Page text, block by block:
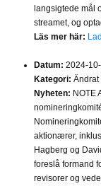
langsigtede mål
streamet, og
Läs mer här:
Datum: 2024-
Kategori: Ändrat
Nyheten: NOTE
aktionærer,
Hagberg og
foreslå formand
revisorer og